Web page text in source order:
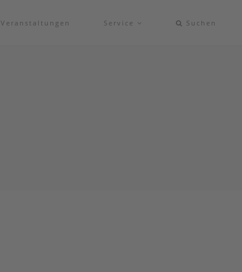
Veranstaltungen Service Suchen